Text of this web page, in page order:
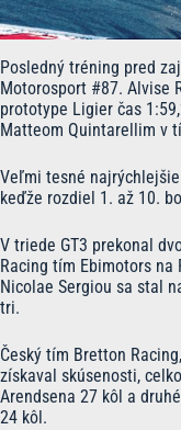
Posledný tréning pred
Motorosport #87. Alvise
prototype Ligier čas
Matteom Quintarellim v
Veľmi tesné
keďže rozdiel 1. až 10.
V triede GT3 prekonal
Racing tím Ebimotors na
Nicolae Sergiou sa stal
tri.
Český tím Bretton
získaval skúsenosti,
Arendsena 27 kôl a
24 kôl.